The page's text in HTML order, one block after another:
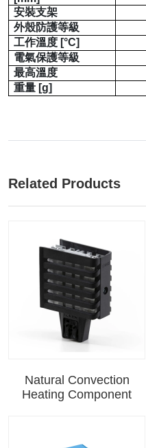
安裝支架
外殼防護等級
工作溫度 [°C]
電氣保護等級
最高溫度
重量 [g]
Related Products
Natural Convection
Heating Component